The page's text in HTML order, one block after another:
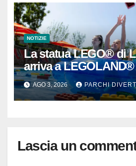
NOTIZIE
La statua LEGO® di
arriva a
Gardaland
AGO 3, 2026 PARCHI
Lascia un